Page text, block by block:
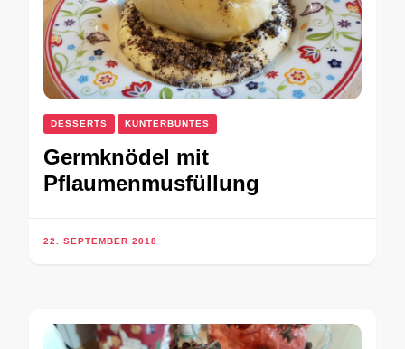
DESSERTS KUNTERBUNTES
Germknödel mit
Pflaumenmusfüllung
22. SEPTEMBER 2018